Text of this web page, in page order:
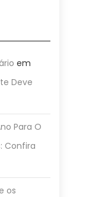
em
Deve
Para O
Confira
os